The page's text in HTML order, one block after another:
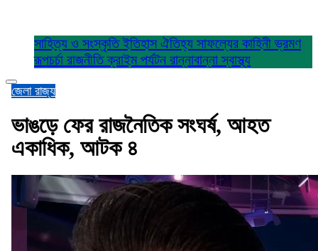
সাহিত্য ও সংস্কৃতিইতিহাস ঐতিহ্য সাফল্যের কাহিনীভ্রমণ
রূপচর্চা রাজনীতিক্রাইম পর্যটন রান্নাবান্নাস্বাস্থ্য
জেলা রাজ্য
ভাঙড়ে ফের রাজনৈতিক সংঘর্ষ, আহত
একাধিক, আটক ৪